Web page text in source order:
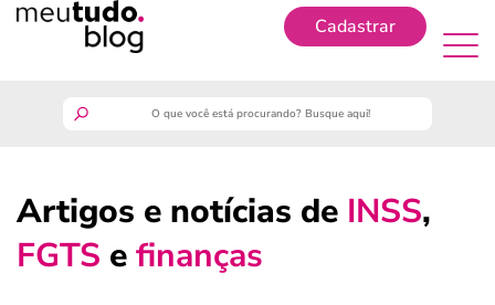
Cadastrar
guia do trabalhador
Artigos e notícias de INSS,
FGTS efinanças